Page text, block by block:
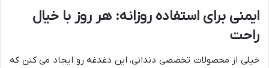
ایمنی برای استفاده روزانه: هر روز با خیال
راحت
خیلی از محصولات تخصصی دندانی، این دغدغه رو ایجاد می کنن که